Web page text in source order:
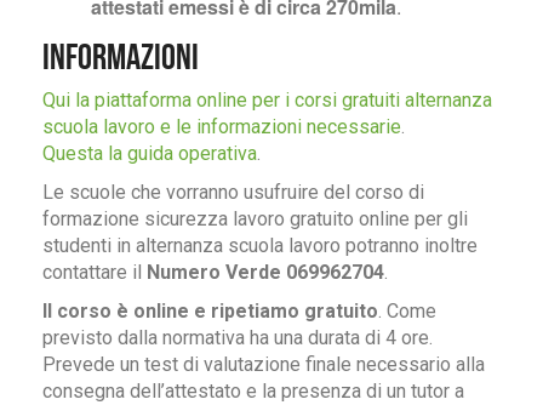
attestati emessi è di circa 270mila.
Informazioni
Qui la piattaforma online per i corsi gratuiti alternanza
scuola lavoro e le informazioni necessarie.
Questa la guida operativa.
Le scuole che vorranno usufruire del corso di
formazione sicurezza lavoro gratuito online per gli
studenti in alternanza scuola lavoro potranno inoltre
contattare il Numero Verde 069962704.
Il corso è online e ripetiamo gratuito. Come
previsto dalla normativa ha una durata di 4 ore.
Prevede un test di valutazione finale necessario alla
consegna dell’attestato e la presenza di un tutor a